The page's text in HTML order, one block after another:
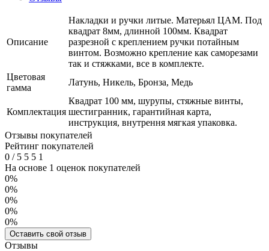
Описание
Накладки и ручки литые. Матерьял ЦАМ. Под
квадрат 8мм, длинной 100мм. Квадрат
разрезной с креплением ручки потайным
винтом. Возможно крепление как саморезами
так и стяжками, все в комплекте.
Цветовая
гамма
Латунь, Никель, Бронза, Медь
Комплектация
Квадрат 100 мм, шурупы, стяжные винты,
шестигранник, гарантийная карта,
инструкция, внутрення мягкая упаковка.
Отзывы покупателей
Рейтинг покупателей
0 /5 5 5 1
На основе 1 оценок покупателей
0%
0%
0%
0%
0%
Оставить свой отзыв
Отзывы